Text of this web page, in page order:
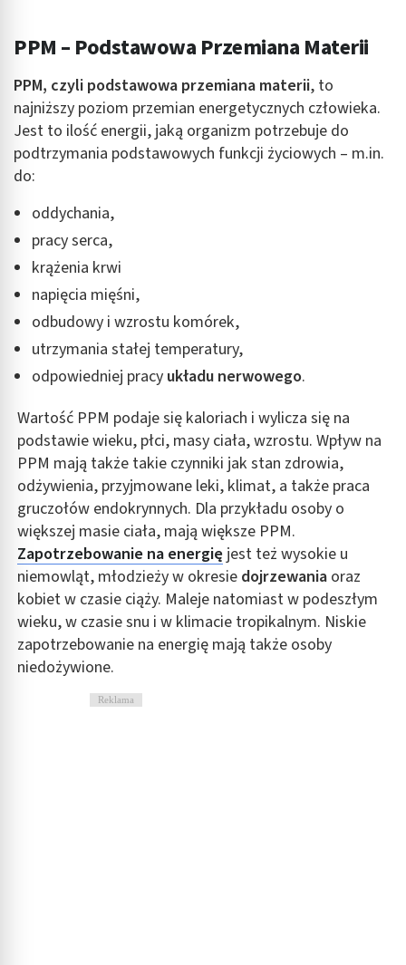
PPM – Podstawowa Przemiana Materii
PPM, czyli podstawowa przemiana materii, to
najniższy poziom przemian energetycznych człowieka.
Jest to ilość energii, jaką organizm potrzebuje do
podtrzymania podstawowych funkcji życiowych – m.in.
do:
oddychania,
pracy serca,
krążenia krwi
napięcia mięśni,
odbudowy i wzrostu komórek,
utrzymania stałej temperatury,
odpowiedniej pracy układu nerwowego.
Wartość PPM podaje się kaloriach i wylicza się na
podstawie wieku, płci, masy ciała, wzrostu. Wpływ na
PPM mają także takie czynniki jak stan zdrowia,
odżywienia, przyjmowane leki, klimat, a także praca
gruczołów endokrynnych. Dla przykładu osoby o
większej masie ciała, mają większe PPM.
Zapotrzebowanie na energię jest też wysokie u
niemowląt, młodzieży w okresie dojrzewania oraz
kobiet w czasie ciąży. Maleje natomiast w podeszłym
wieku, w czasie snu i w klimacie tropikalnym. Niskie
zapotrzebowanie na energię mają także osoby
niedożywione.
Reklama